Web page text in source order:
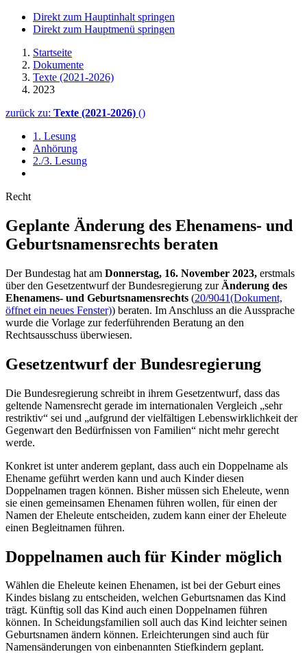
Direkt zum Hauptinhalt springen
Direkt zum Hauptmenü springen
Startseite
Dokumente
Texte (2021-2026)
2023
zurück zu: Texte (2021-2026) ()
1. Lesung
Anhörung
2./3. Lesung
Recht
Geplante Änderung des Ehe­namens- und
Geburts­namensrechts beraten
Der Bundestag hat am Donnerstag, 16. November 2023, erstmals
über den Gesetzentwurf der Bundesregierung zur Änderung des
Ehenamens- und Geburtsnamensrechts (20/9041(Dokument,
öffnet ein neues Fenster)) beraten. Im Anschluss an die Aussprache
wurde die Vorlage zur federführenden Beratung an den
Rechtsausschuss überwiesen.
Gesetzentwurf der Bundesregierung
Die Bundesregierung schreibt in ihrem Gesetzentwurf, dass das
geltende Namensrecht gerade im internationalen Vergleich „sehr
restriktiv“ sei und „aufgrund der vielfältigen Lebenswirklichkeit der
Gegenwart den Bedürfnissen von Familien“ nicht mehr gerecht
werde.
Konkret ist unter anderem geplant, dass auch ein Doppelname als
Ehename geführt werden kann und auch Kinder diesen
Doppelnamen tragen können. Bisher müssen sich Eheleute, wenn
sie einen gemeinsamen Ehenamen führen wollen, für einen der
Namen der Eheleute entscheiden, zudem kann einer der Eheleute
einen Begleitnamen führen.
Doppelnamen auch für Kinder möglich
Wählen die Eheleute keinen Ehenamen, ist bei der Geburt eines
Kindes bislang zu entscheiden, welchen Geburtsnamen das Kind
trägt. Künftig soll das Kind auch einen Doppelnamen führen
können. In Scheidungsfamilien soll auch das Kind leichter seinen
Geburtsnamen ändern können. Erleichterungen sind auch für
Namensänderungen von einbenannten Stiefkindern geplant.